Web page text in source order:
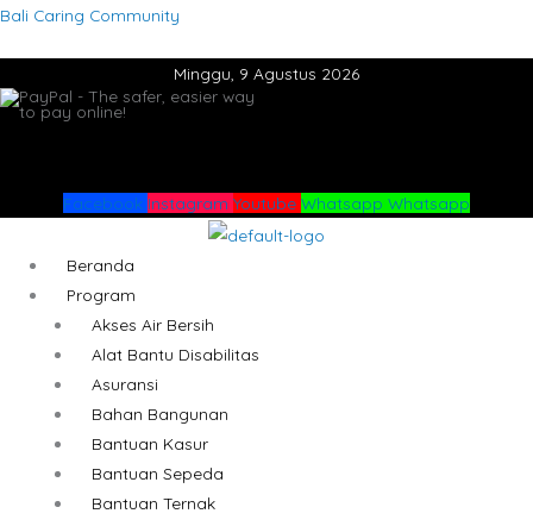
Lewati
Bali Caring Community
Minggu, 9 Agustus 2026
Facebook Instagram Youtube Whatsapp Whatsapp
Menu
Beranda
Program
Akses Air Bersih
Alat Bantu Disabilitas
Asuransi
Bahan Bangunan
Bantuan Kasur
Bantuan Sepeda
Bantuan Ternak
Menu